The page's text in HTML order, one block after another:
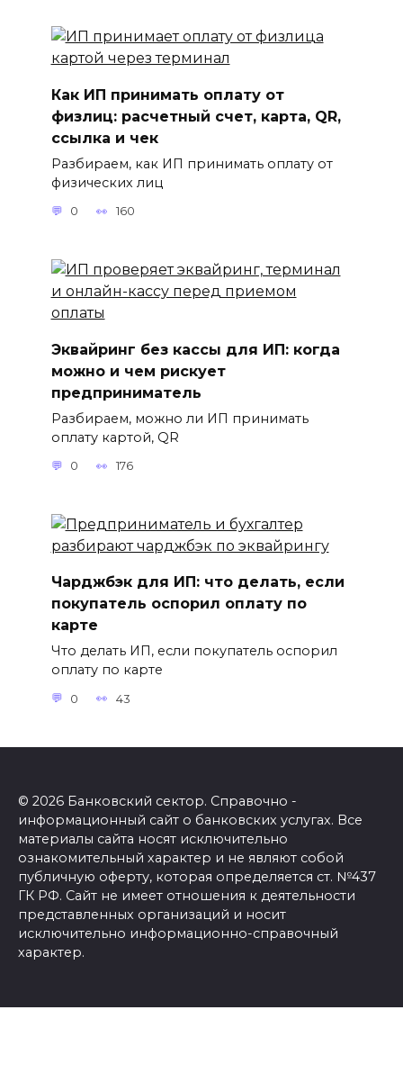
Как ИП принимать оплату от
физлиц: расчетный счет, карта, QR,
ссылка и чек
Разбираем, как ИП принимать оплату от
физических лиц
0 160
Эквайринг без кассы для ИП: когда
можно и чем рискует
предприниматель
Разбираем, можно ли ИП принимать
оплату картой, QR
0 176
Чарджбэк для ИП: что делать, если
покупатель оспорил оплату по
карте
Что делать ИП, если покупатель оспорил
оплату по карте
0 43
© 2026 Банковский сектор. Справочно -
информационный сайт о банковских услугах. Все
материалы сайта носят исключительно
ознакомительный характер и не являют собой
публичную оферту, которая определяется ст. №437
ГК РФ. Сайт не имеет отношения к деятельности
представленных организаций и носит
исключительно информационно-справочный
характер.